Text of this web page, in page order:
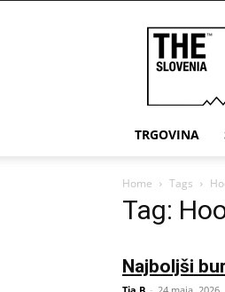
TRGOVINA
Home Tags
Tag:
Najboljši